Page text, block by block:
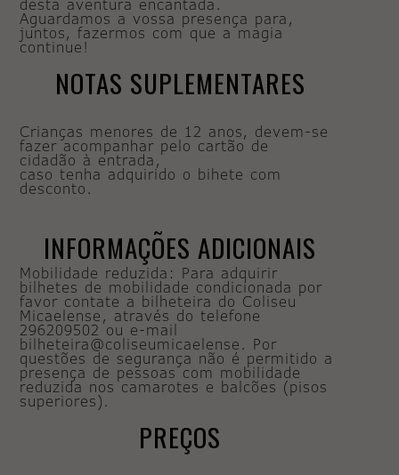
desta aventura encantada.
Aguardamos a vossa presença para,
juntos, fazermos com que a magia
continue!
NOTAS SUPLEMENTARES
Crianças menores de 12 anos, devem-se
fazer acompanhar pelo cartão de
cidadão à entrada,
caso tenha adquirido o bihete com
desconto.
INFORMAÇÕES ADICIONAIS
Mobilidade reduzida: Para adquirir
bilhetes de mobilidade condicionada por
favor contate a bilheteira do Coliseu
Micaelense, através do telefone
296209502 ou e-mail
bilheteira@coliseumicaelense. Por
questões de segurança não é permitido a
presença de pessoas com mobilidade
reduzida nos camarotes e balcões (pisos
superiores).
PREÇOS